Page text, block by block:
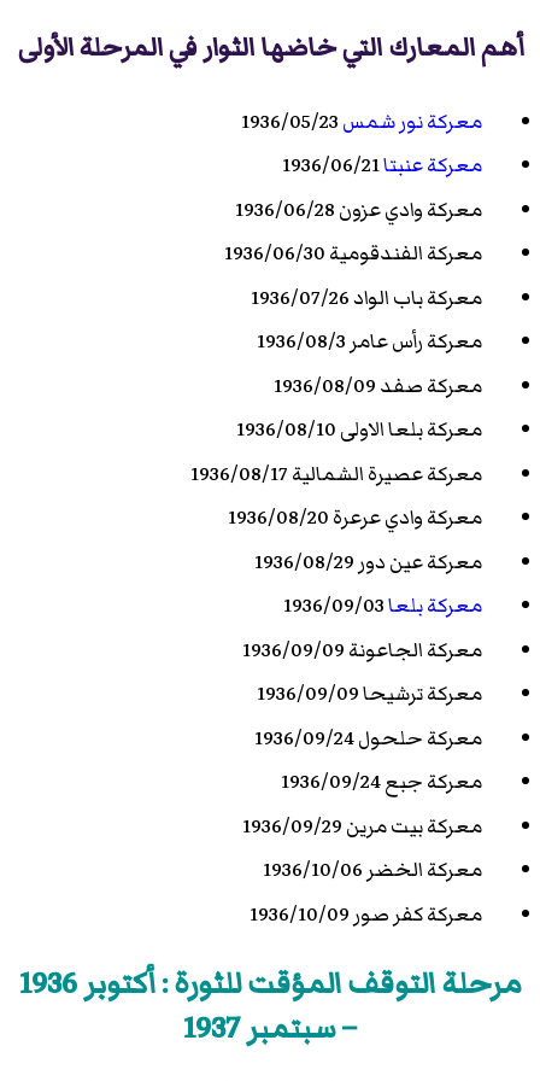
أهم المعارك التي خاضها الثوار في المرحلة الأولى
معركة نور شمس
معركة عنبتا
معركة وادي عزون 1936/06/28
معركة الفندقومية 1936/06/30
معركة باب الواد 1936/07/26
معركة رأس عامر 1936/08/3
معركة صفد 1936/08/09
معركة بلعا الاولى 1936/08/10
معركة عصيرة الشمالية 1936/08/17
معركة وادي عرعرة 1936/08/20
معركة عين دور 1936/08/29
معركة بلعا
معركة الجاعونة 1936/09/09
معركة ترشيحا 1936/09/09
معركة حلحول 1936/09/24
معركة جبع 1936/09/24
معركة بيت مرين 1936/09/29
معركة الخضر 1936/10/06
معركة كفر صور 1936/10/09
مرحلة التوقف المؤقت للثورة : أكتوبر 1936
– سبتمبر 1937